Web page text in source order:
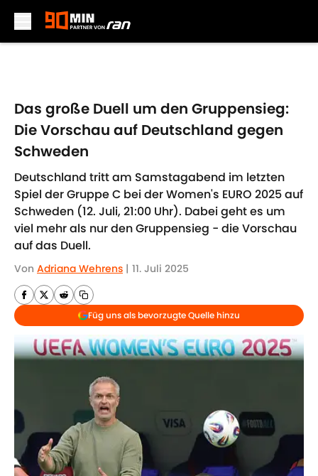
Das große Duell um den Gruppensieg:
Die Vorschau auf Deutschland gegen
Schweden
Deutschland tritt am Samstagabend im letzten
Spiel der Gruppe C bei der Women's EURO 2025 auf
Schweden (12. Juli, 21:00 Uhr). Dabei geht es um
viel mehr als nur den Gruppensieg - die Vorschau
auf das Duell.
Von Adriana Wehrens | 11. Juli 2025
Füg uns als bevorzugte Quelle hinzu